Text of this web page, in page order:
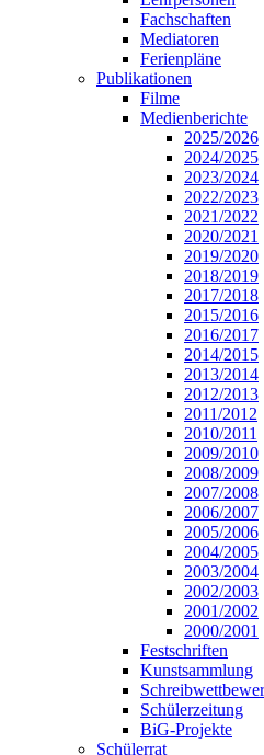
Fachschaften
Mediatoren
Ferienpläne
Publikationen
Filme
Medienberichte
2025/2026
2024/2025
2023/2024
2022/2023
2021/2022
2020/2021
2019/2020
2018/2019
2017/2018
2015/2016
2016/2017
2014/2015
2013/2014
2012/2013
2011/2012
2010/2011
2009/2010
2008/2009
2007/2008
2006/2007
2005/2006
2004/2005
2003/2004
2002/2003
2001/2002
2000/2001
Festschriften
Kunstsammlung
Schülerzeitung
BiG-Projekte
Schülerrat